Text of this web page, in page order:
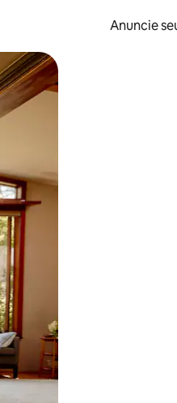
Anuncie
o dedo na tela.